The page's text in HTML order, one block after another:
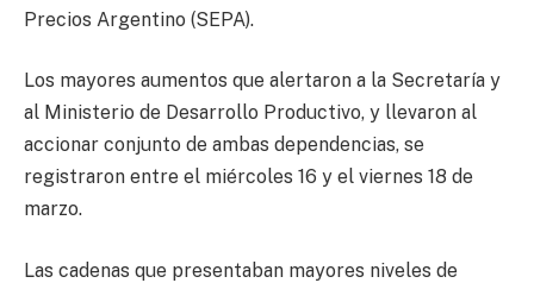
Precios Argentino (SEPA).
Los mayores aumentos que alertaron a la Secretaría y
al Ministerio de Desarrollo Productivo, y llevaron al
accionar conjunto de ambas dependencias, se
registraron entre el miércoles 16 y el viernes 18 de
marzo.
Las cadenas que presentaban mayores niveles de